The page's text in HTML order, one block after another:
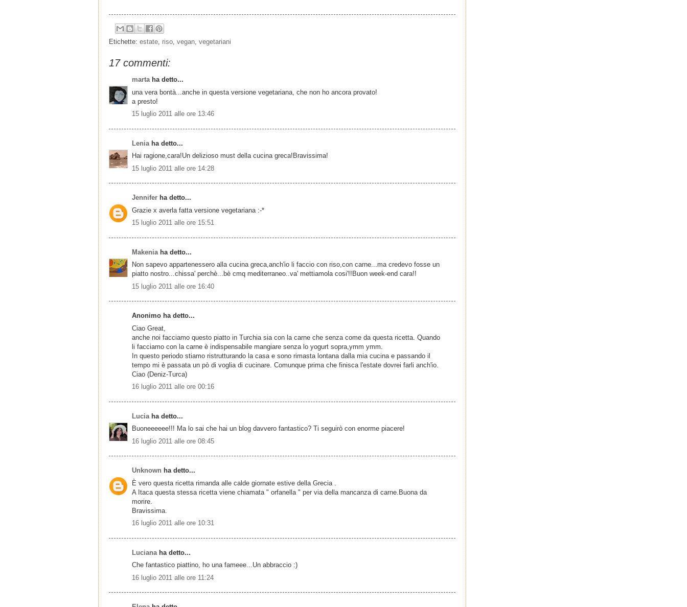
Etichette: estate riso vegan vegetariani
17 commenti:
martaha detto...
una vera bontà...anche in questa versione vegetariana, che non ho ancora provato!
a presto!
15 luglio 2011 alle ore 13:46
Lenia ha detto...
Hai ragione,cara!Un delizioso must della cucina greca!Bravissima!
15 luglio 2011 alle ore 14:28
Jennifer ha detto...
Grazie x averla fatta versione vegetariana :-*
15 luglio 2011 alle ore 15:51
Makenia ha detto...
Non sapevo appartenessero alla cucina greca,anch'io li faccio con riso,con carne...ma credevo fosse un
piatto nostro...chissa' perchè...bè cmq mediterraneo..va' mettiamola cosi'!!Buon week-end cara!!
15 luglio 2011 alle ore 16:40
Anonimo ha detto...
Ciao Great,
anche noi facciamo questo piatto in Turchia sia con la carne che senza come da questa ricetta. Quando
li facciamo con la carne è indispensabile mangiare senza lo yogurt sopra,ymm ymm.
In questo periodo stiamo ristrutturando la casa e sono rimasta lontana dalla mia cucina e passando il
tempo mi è passata un pò di voglia di cucinare. Comunque prima che finisca l'estate dovrei farli anch'io.
Ciao (Deniz-Turca)
16 luglio 2011 alle ore 00:16
Lucia ha detto...
Buoneeeeee!!! Ma lo sai che hai un blog davvero fantastico? Ti seguirò con enorme piacere!
16 luglio 2011 alle ore 08:45
Unknown ha detto...
È vero questa ricetta rimanda alle calde giornate estive della Grecia .
A Itaca questa stessa ricetta viene chiamata " orfanella " per via della mancanza di carne.Buona da
morire.
Bravissima.
16 luglio 2011 alle ore 10:31
Luciana ha detto...
Che fantastico piattino, ho una fameee...Un abbraccio :)
16 luglio 2011 alle ore 11:24